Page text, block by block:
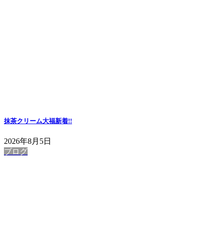
抹茶クリーム大福新着!!
2026年8月5日
ブログ